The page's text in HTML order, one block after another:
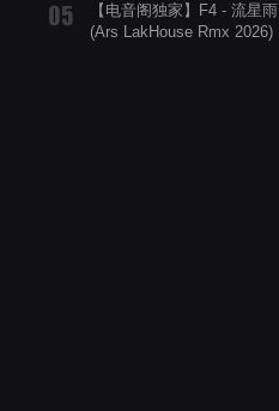
【电音阁独家】F4 - 流星雨
(Ars LakHouse Rmx 2026)